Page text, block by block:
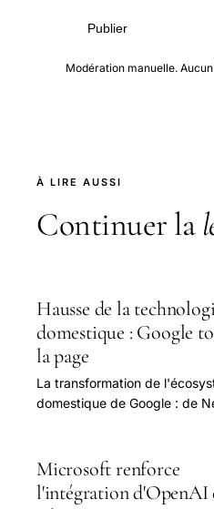
Publier
Modération manuelle.
À LIRE AUSSI
Continuer la
Hausse de la
domestique : Google
la page
La transformation de
domestique de Google : de
acteur incontournable.
Microsoft renforce
l'intégration d'OpenAI